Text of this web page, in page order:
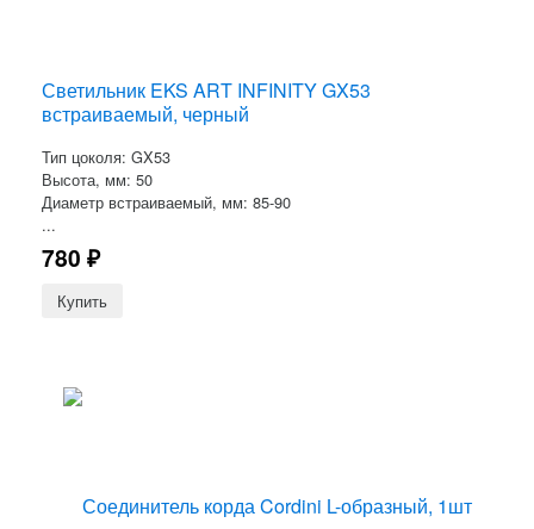
Светильник EKS ART INFINITY GX53
встраиваемый, черный
Тип цоколя: GX53
Высота, мм: 50
Диаметр встраиваемый, мм: 85-90
...
780 ₽